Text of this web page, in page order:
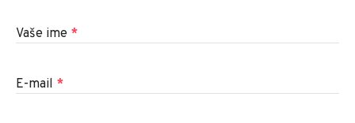
Vaše ime *
E-mail *